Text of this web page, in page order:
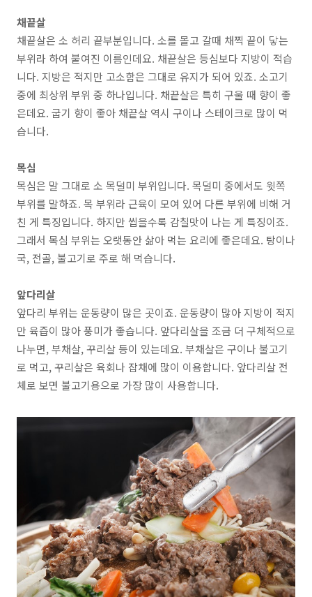
채끝살
채끝살은 소 허리 끝부분입니다. 소를 몰고 갈때 채찍 끝이 닿는
부위라 하여 붙여진 이름인데요. 채끝살은 등심보다 지방이 적습
니다. 지방은 적지만 고소함은 그대로 유지가 되어 있죠. 소고기
중에 최상위 부위 중 하나입니다. 채끝살은 특히 구울 때 향이 좋
은데요. 굽기 향이 좋아 채끝살 역시 구이나 스테이크로 많이 먹
습니다.
목심
목심은 말 그대로 소 목덜미 부위입니다. 목덜미 중에서도 윗쪽
부위를 말하죠. 목 부위라근육이 모여 있어 다른 부위에 비해 거
친 게 특징입니다. 하지만 씹을수록 감칠맛이 나는 게 특징이죠.
그래서 목심 부위는 오랫동안 삶아 먹는 요리에 좋은데요. 탕이나
국, 전골, 불고기로 주로 해 먹습니다.
앞다리살
앞다리 부위는 운동량이 많은 곳이죠. 운동량이 많아 지방이 적지
만 육즙이 많아 풍미가 좋습니다. 앞다리살을 조금 더 구체적으로
나누면,부채살, 꾸리살등이 있는데요. 부채살은 구이나 불고기
로 먹고, 꾸리살은 육회나 잡채에 많이 이용합니다. 앞다리살 전
체로 보면 불고기용으로 가장 많이 사용합니다.